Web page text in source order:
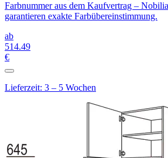
Farbnummer aus dem Kaufvertrag –
garantieren exakte Farbübereinstimmung.
ab
514.49
€
Lieferzeit: 3 – 5 Wochen